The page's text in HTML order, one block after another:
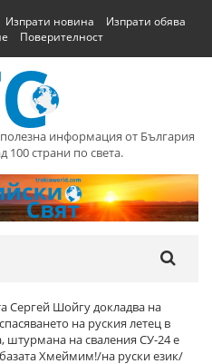
Изпрати новина
Изпрати обява
Поверителност
информация от България
100 страни по света.
Сергей Шойгу докладва на
на руския летец в
на сваления СУ-24 е
Хмеймим!/на руски език/